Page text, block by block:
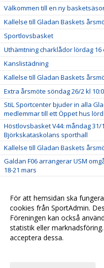
Välkommen till en ny
Kallelse till Gladan Baskets
Sportlovsbasket
Uthämtning charklådor lördag 16
Kanslistädning
Kallelse till Gladan Baskets
Extra årsmöte söndag 26/2 kl
StiL Sportcenter bjuder in alla
medlemmar till ett Öppet hus
Höstlovsbasket V44: måndag 31/
Björkskataskolans sporthall
Kallelse till Gladan Baskets
Galdan F06 arrangerar USM
18-21 mars
För att hemsidan ska
cookies från SportAdmin.
Föreningen kan också
statistik eller
acceptera dessa.